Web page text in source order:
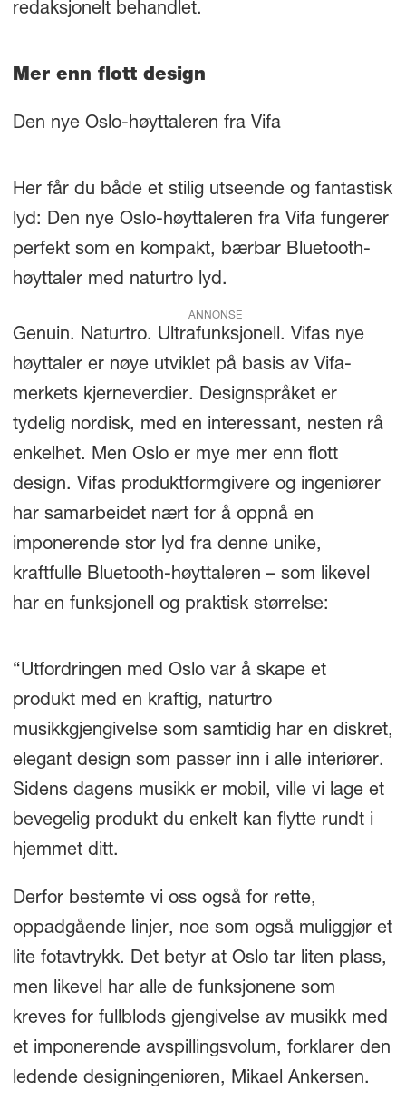
redaksjonelt behandlet.
Mer enn flott design
Den nye Oslo-høyttaleren fra Vifa
Her får du både et stilig utseende og fantastisk
lyd: Den nye Oslo-høyttaleren fra Vifa fungerer
perfekt som en kompakt, bærbar Bluetooth-
høyttaler med naturtro lyd.
ANNONSE
Genuin. Naturtro. Ultrafunksjonell. Vifas nye
høyttaler er nøye utviklet på basis av Vifa-
merkets kjerneverdier. Designspråket er
tydelig nordisk, med en interessant, nesten rå
enkelhet. Men Oslo er mye mer enn flott
design. Vifas produktformgivere og ingeniører
har samarbeidet nært for å oppnå en
imponerende stor lyd fra denne unike,
kraftfulle Bluetooth-høyttaleren – som likevel
har en funksjonell og praktisk størrelse:
“Utfordringen med Oslo var å skape et
produkt med en kraftig, naturtro
musikkgjengivelse som samtidig har en diskret,
elegant design som passer inn i alle interiører.
Sidens dagens musikk er mobil, ville vi lage et
bevegelig produkt du enkelt kan flytte rundt i
hjemmet ditt.
Derfor bestemte vi oss også for rette,
oppadgående linjer, noe som også muliggjør et
lite fotavtrykk. Det betyr at Oslo tar liten plass,
men likevel har alle de funksjonene som
kreves for fullblods gjengivelse av musikk med
et imponerende avspillingsvolum, forklarer den
ledende designingeniøren, Mikael Ankersen.